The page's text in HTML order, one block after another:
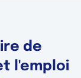
de
l'emploi